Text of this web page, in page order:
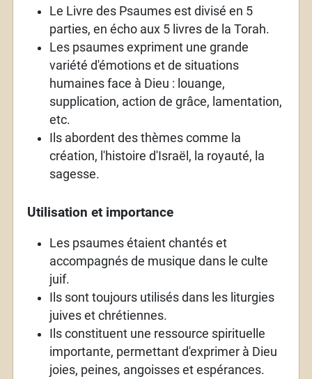
Le Livre des Psaumes est divisé en 5
parties, en écho aux 5 livres de la Torah.
Les psaumes expriment une grande
variété d'émotions et de situations
humaines face à Dieu : louange,
supplication, action de grâce, lamentation,
etc.
Ils abordent des thèmes comme la
création, l'histoire d'Israël, la royauté, la
sagesse.
Utilisation et importance
Les psaumes étaient chantés et
accompagnés de musique dans le culte
juif.
Ils sont toujours utilisés dans les liturgies
juives et chrétiennes.
Ils constituent une ressource spirituelle
importante, permettant d'exprimer à Dieu
joies, peines, angoisses et espérances.